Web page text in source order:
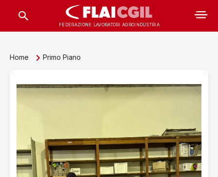
FEDERAZIONE LAVORATORI AGROINDUSTRIA
Home Primo Piano